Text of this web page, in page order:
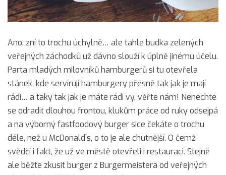
Ano, zní to trochu úchylně… ale tahle budka zelených
veřejných záchodků už dávno slouží k úplně jinému účelu.
Parta mladých milovníků hamburgerů si tu otevřela
stánek, kde servírují hamburgery přesně tak jak je mají
rádi… a taky tak jak je máte rádi vy, věřte nám! Nenechte
se odradit dlouhou frontou, klukům práce od ruky odsejpá
a na výborný fastfoodový burger sice čekáte o trochu
déle, než u McDonald´s, o to je ale chutnější. O čemž
svědčí i fakt, že už ve městě otevřeli i restauraci. Stejně
ale běžte zkusit burger z Burgermeistera od veřejných